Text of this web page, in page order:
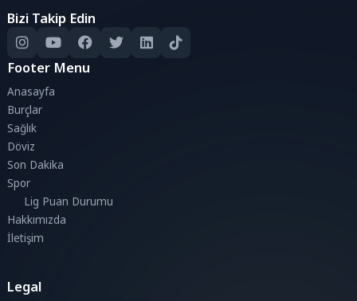
Bizi Takip Edin
Footer Menu
Anasayfa
Burçlar
Sağlık
Döviz
Son Dakika
Spor
Lig Puan Durumu
Hakkımızda
İletişim
Legal